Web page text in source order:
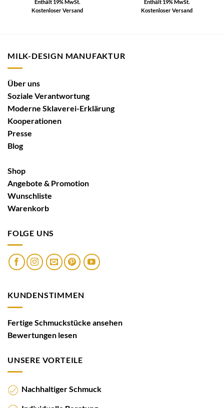
Enthält 19% MwSt.
Kostenloser Versand
Enthält 19% MwSt.
Kostenloser Versand
MILK-DESIGN MANUFAKTUR
Über uns
Soziale Verantwortung
Moderne Sklaverei-Erklärung
Kooperationen
Presse
Blog
Shop
Angebote & Promotion
Wunschliste
Warenkorb
FOLGE UNS
KUNDENSTIMMEN
Fertige Schmuckstücke ansehen
Bewertungen lesen
UNSERE VORTEILE
Nachhaltiger Schmuck